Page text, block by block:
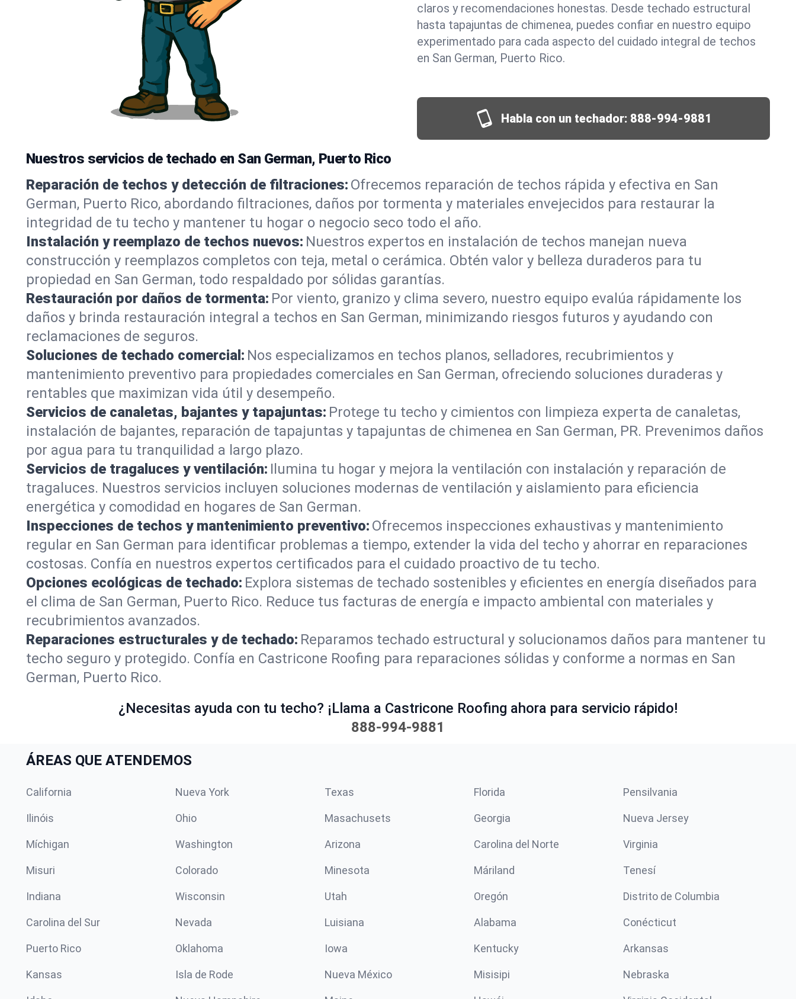
claros y recomendaciones honestas. Desde techado estructural
hasta tapajuntas de chimenea, puedes confiar en nuestro equipo
experimentado para cada aspecto del cuidado integral de techos
en San German, Puerto Rico.
Habla con un techador: 888-994-9881
Nuestros servicios de techado en San German, Puerto Rico
Reparación de techos y detección de filtraciones: Ofrecemos reparación de techos rápida y efectiva en San
German, Puerto Rico, abordando filtraciones, daños por tormenta y materiales envejecidos para restaurar la
integridad de tu techo y mantener tu hogar o negocio seco todo el año.
Instalación y reemplazo de techos nuevos: Nuestros expertos en instalación de techos manejan nueva
construcción y reemplazos completos con teja, metal o cerámica. Obtén valor y belleza duraderos para tu
propiedad en San German, todo respaldado por sólidas garantías.
Restauración por daños de tormenta: Por viento, granizo y clima severo, nuestro equipo evalúa rápidamente los
daños y brinda restauración integral a techos en San German, minimizando riesgos futuros y ayudando con
reclamaciones de seguros.
Soluciones de techado comercial: Nos especializamos en techos planos, selladores, recubrimientos y
mantenimiento preventivo para propiedades comerciales en San German, ofreciendo soluciones duraderas y
rentables que maximizan vida útil y desempeño.
Servicios de canaletas, bajantes y tapajuntas: Protege tu techo y cimientos con limpieza experta de canaletas,
instalación de bajantes, reparación de tapajuntas y tapajuntas de chimenea en San German, PR. Prevenimos daños
por agua para tu tranquilidad a largo plazo.
Servicios de tragaluces y ventilación: Ilumina tu hogar y mejora la ventilación con instalación y reparación de
tragaluces. Nuestros servicios incluyen soluciones modernas de ventilación y aislamiento para eficiencia
energética y comodidad en hogares de San German.
Inspecciones de techos y mantenimiento preventivo: Ofrecemos inspecciones exhaustivas y mantenimiento
regular en San German para identificar problemas a tiempo, extender la vida del techo y ahorrar en reparaciones
costosas. Confía en nuestros expertos certificados para el cuidado proactivo de tu techo.
Opciones ecológicas de techado: Explora sistemas de techado sostenibles y eficientes en energía diseñados para
el clima de San German, Puerto Rico. Reduce tus facturas de energía e impacto ambiental con materiales y
recubrimientos avanzados.
Reparaciones estructurales y de techado: Reparamos techado estructural y solucionamos daños para mantener tu
techo seguro y protegido. Confía en Castricone Roofing para reparaciones sólidas y conforme a normas en San
German, Puerto Rico.
¿Necesitas ayuda con tu techo? ¡Llama a Castricone Roofing ahora para servicio rápido!
888-994-9881
ÁREAS QUE ATENDEMOS
California Nueva York Texas Florida Pensilvania
Ilinóis Ohio Masachusets Georgia Nueva Jersey
Míchigan Washington Arizona Carolina del Norte Virginia
Misuri Colorado Minesota Máriland Tenesí
Indiana Wisconsin Utah Oregón Distrito de Columbia
Carolina del Sur Nevada Luisiana Alabama Conécticut
Puerto Rico Oklahoma Iowa Kentucky Arkansas
Kansas Isla de Rode Nueva México Misisipi Nebraska